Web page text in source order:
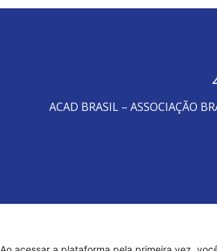
ACAD BRASIL – ASSOCIAÇÃO